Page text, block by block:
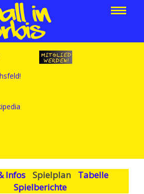
Infos Spielplan
Tabelle
Spielberichte